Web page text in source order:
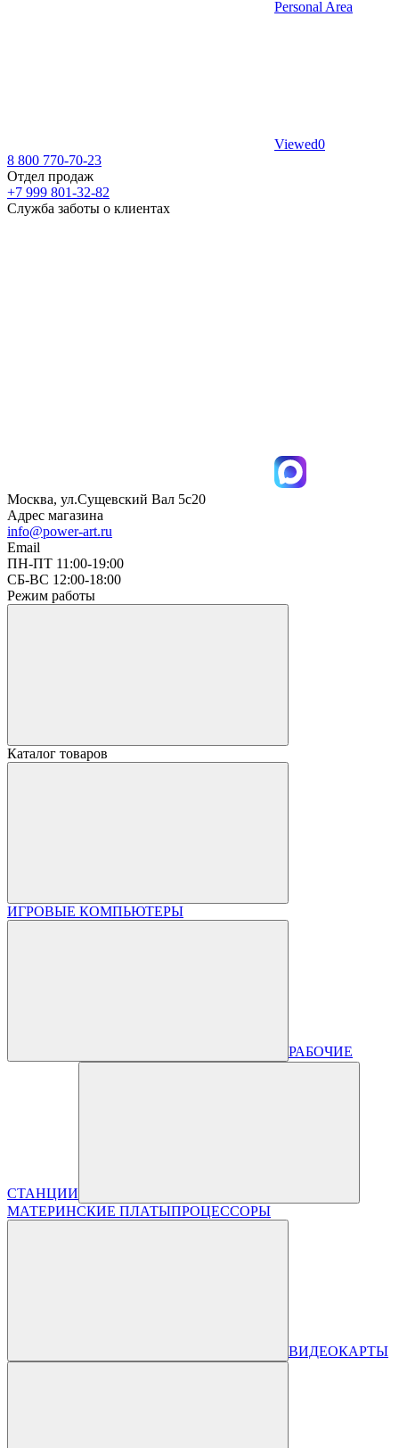
Personal Area
Viewed0
8 800 770-70-23
Отдел продаж
+7 999 801-32-82
Служба заботы о клиентах
Москва, ул.Сущевский Вал 5с20
Адрес магазина
info@power-art.ru
Email
ПН-ПТ 11:00-19:00
СБ-ВС 12:00-18:00
Режим работы
Каталог товаров
ИГРОВЫЕ КОМПЬЮТЕРЫ
РАБОЧИЕ
СТАНЦИИ
МАТЕРИНСКИЕ ПЛАТЫПРОЦЕССОРЫ
ВИДЕОКАРТЫ